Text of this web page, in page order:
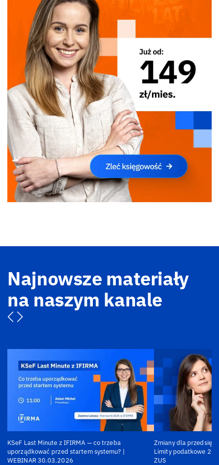
Najnowsze materiały
na naszym kanale
KSeF Last Minute z IFIRMA — co trzeba
uporządkować przed startem systemu? |
WEBINAR 30.03.2026
Zmiany dla
Limity podatkowe
ZUS